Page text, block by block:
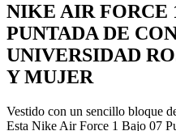
NIKE AIR FORCE
PUNTADA DE
UNIVERSIDAD
Y MUJER
Vestido con un sencillo bloque
Esta Nike Air Force 1 Bajo 07